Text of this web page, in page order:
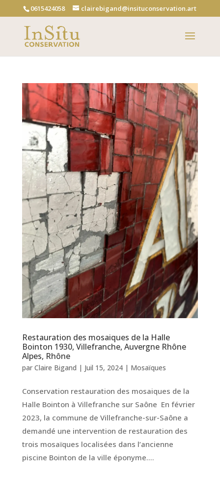
0615424058 clairebigand@insituconservation.art
Restauration des mosaiques de la Halle
Bointon 1930, Villefranche, Auvergne Rhône
Alpes, Rhône
par Claire Bigand | Juil 15, 2024| Mosaïques
Conservation restauration des mosaiques de la
Halle Bointon à Villefranche sur Saône En février
2023, la commune de Villefranche-sur-Saône a
demandé une intervention de restauration des
trois mosaïques localisées dans l’ancienne
piscine Bointon de la ville éponyme....